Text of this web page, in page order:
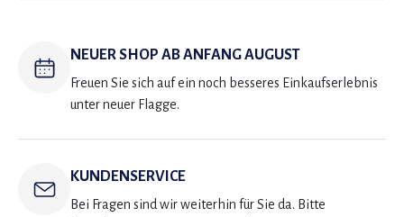
NEUER SHOP AB ANFANG AUGUST
Freuen Sie sich auf ein noch besseres Einkaufserlebnis
unter neuer Flagge.
KUNDENSERVICE
Bei Fragen sind wir weiterhin für Sie da. Bitte